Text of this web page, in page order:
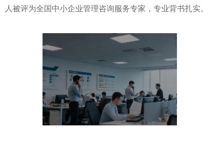
人被评为全国中小企业管理咨询服务专家，专业背书扎实。